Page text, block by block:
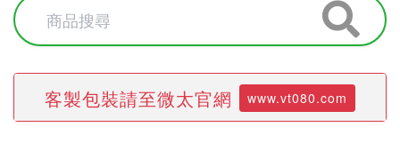
客製包裝請至微太官網 www.vt080.com